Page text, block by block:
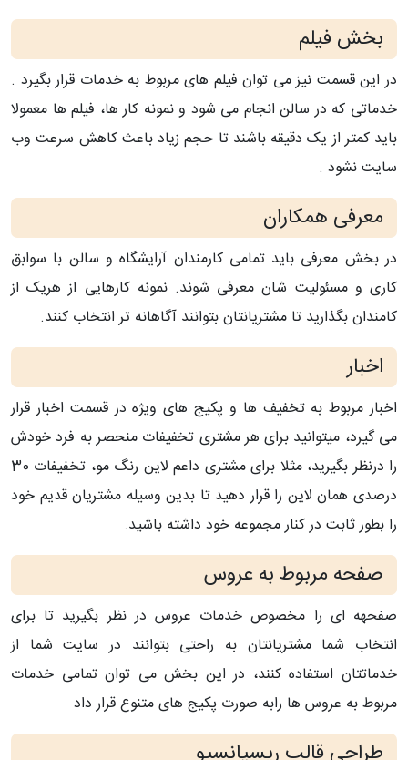
بخش فیلم
در این قسمت نیز می توان فیلم های مربوط به خدمات قرار بگیرد .
خدماتی که در سالن انجام می شود و نمونه کار ها، فیلم ها معمولا
باید کمتر از یک دقیقه باشند تا حجم زیاد باعث کاهش سرعت وب
سایت نشود .
معرفی همکاران
در بخش معرفی باید تمامی کارمندان آرایشگاه و سالن با سوابق
کاری و مسئولیت شان معرفی شوند. نمونه کارهایی از هریک از
کامندان بگذارید تا مشتریانتان بتوانند آگاهانه تر انتخاب کنند.
اخبار
اخبار مربوط به تخفیف ها و پکیج های ویژه در قسمت اخبار قرار
می گیرد، میتوانید برای هر مشتری تخفیفات منحصر به فرد خودش
را درنظر بگیرید، مثلا برای مشتری داعم لاین رنگ مو، تخفیفات 30
درصدی همان لاین را قرار دهید تا بدین وسیله مشتریان قدیم خود
را بطور ثابت در کنار مجموعه خود داشته باشید.
صفحه مربوط به عروس
صفحهه ای را مخصوص خدمات عروس در نظر بگیرید تا برای
انتخاب شما مشتریانتان به راحتی بتوانند در سایت شما از
خدماتتان استفاده کنند، در این بخش می توان تمامی خدمات
مربوط به عروس ها رابه صورت پکیج های متنوع قرار داد
طراحی قالب ریسپانسیو